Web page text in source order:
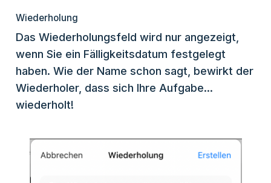
Wiederholung
Das Wiederholungsfeld wird nur angezeigt,
wenn Sie ein Fälligkeitsdatum festgelegt
haben. Wie der Name schon sagt, bewirkt der
Wiederholer, dass sich Ihre Aufgabe...
wiederholt!